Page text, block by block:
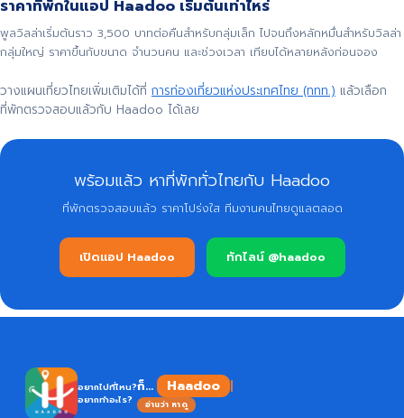
ราคาที่พักในแอป Haadoo เริ่มต้นเท่าไหร่
พูลวิลล่าเริ่มต้นราว 3,500 บาทต่อคืนสำหรับกลุ่มเล็ก ไปจนถึงหลักหมื่นสำหรับวิลล่า
กลุ่มใหญ่ ราคาขึ้นกับขนาด จำนวนคน และช่วงเวลา เทียบได้หลายหลังก่อนจอง
วางแผนเที่ยวไทยเพิ่มเติมได้ที่ การท่องเที่ยวแห่งประเทศไทย (ททท.) แล้วเลือก
ที่พักตรวจสอบแล้วกับ Haadoo ได้เลย
พร้อมแล้ว หาที่พักทั่วไทยกับ Haadoo
ที่พักตรวจสอบแล้ว ราคาโปร่งใส ทีมงานคนไทยดูแลตลอด
เปิดแอป Haadoo ทักไลน์ @haadoo
อยากไปที่ไหน?
อยากทำอะไร?
ก็... Haadoo
อ่านว่า หาดู